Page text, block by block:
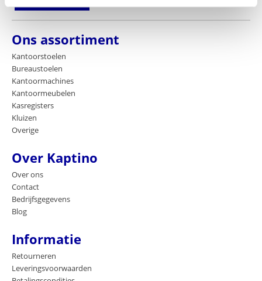
Ons assortiment
Kantoorstoelen
Bureaustoelen
Kantoormachines
Kantoormeubelen
Kasregisters
Kluizen
Overige
Over Kaptino
Over ons
Contact
Bedrijfsgegevens
Blog
Informatie
Retourneren
Leveringsvoorwaarden